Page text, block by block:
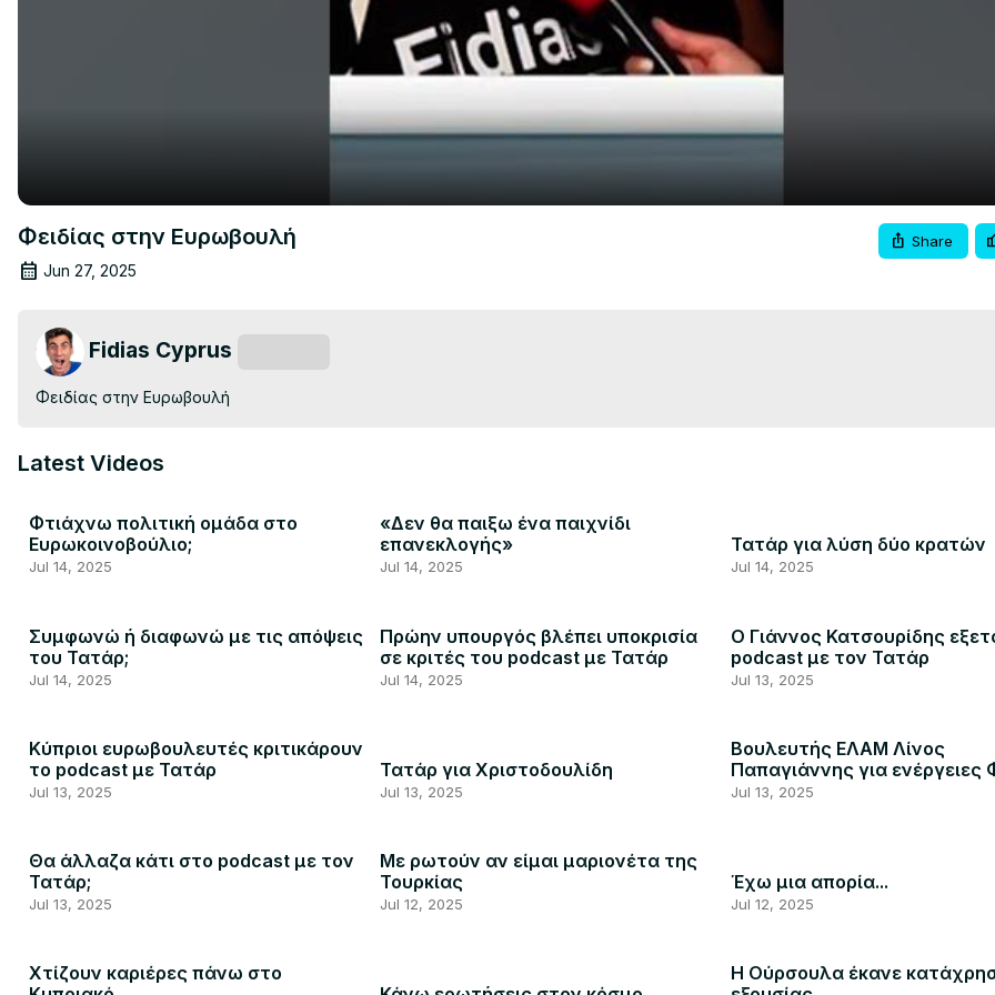
Φειδίας στην Ευρωβουλή
Jun 27, 2025
Share
Fidias Cyprus
Φειδίας στην Ευρωβουλή
Latest Videos
Φτιάχνω πολιτική ομάδα στο
Ευρωκοινοβούλιο;
Jul 14, 2025
«Δεν θα παιξω ένα παιχνίδι
επανεκλογής»
Jul 14, 2025
Τατάρ για λύση δύο κρατών
Jul 14, 2025
Συμφωνώ ή διαφωνώ με τις απόψεις
του Τατάρ;
Jul 14, 2025
Πρώην υπουργός βλέπει υποκρισία
σε κριτές του podcast με Τατάρ
Jul 14, 2025
Ο Γιάννος Κατσουρίδης
podcast με τον Τατάρ
Jul 13, 2025
Κύπριοι ευρωβουλευτές κριτικάρουν
το podcast με Τατάρ
Jul 13, 2025
Τατάρ για Χριστοδουλίδη
Jul 13, 2025
Βουλευτής ΕΛΑΜ Λίνος
Παπαγιάννης για ενέργειες
Jul 13, 2025
Θα άλλαζα κάτι στο podcast με τον
Τατάρ;
Jul 13, 2025
Με ρωτούν αν είμαι μαριονέτα της
Τουρκίας
Jul 12, 2025
Έχω μια απορία...
Jul 12, 2025
Χτίζουν καριέρες πάνω στο
Η Ούρσουλα έκανε